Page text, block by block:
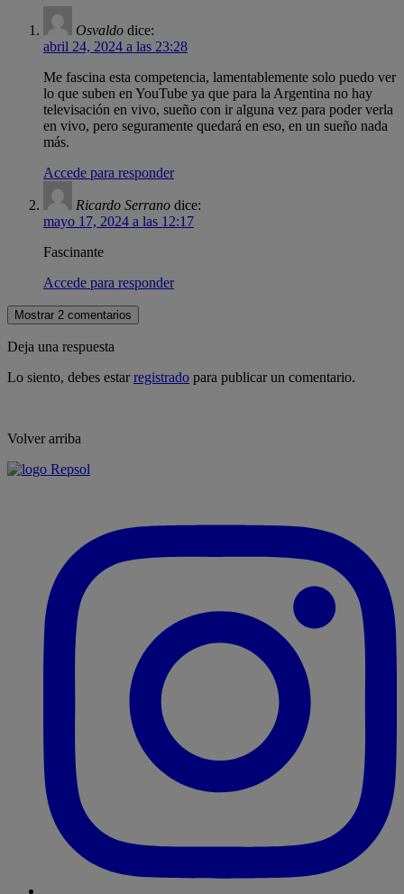
Osvaldo dice:
abril 24, 2024 a las 23:28
Me fascina esta competencia, lamentablemente solo puedo ver
lo que suben en YouTube ya que para la Argentina no hay
televisación en vivo, sueño con ir alguna vez para poder verla
en vivo, pero seguramente quedará en eso, en un sueño nada
más.
Accede para responder
Ricardo Serrano dice:
mayo 17, 2024 a las 12:17
Fascinante
Accede para responder
Mostrar 2 comentarios
Deja una respuesta
Lo siento, debes estarregistrado para publicar un comentario.
Volver arriba